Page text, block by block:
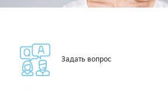
Задать вопрос